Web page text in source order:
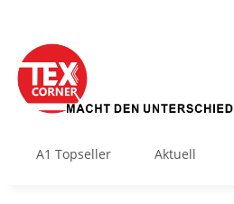
A1 Topseller Aktuell